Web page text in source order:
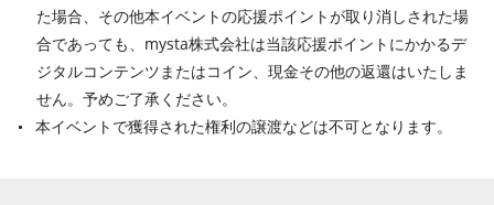
た場合、その他本イベントの応援ポイントが取り消しされた場
合であっても、mysta株式会社は当該応援ポイントにかかるデ
ジタルコンテンツまたはコイン、現金その他の返還はいたしま
せん。予めご了承ください。
本イベントで獲得された権利の譲渡などは不可となります。